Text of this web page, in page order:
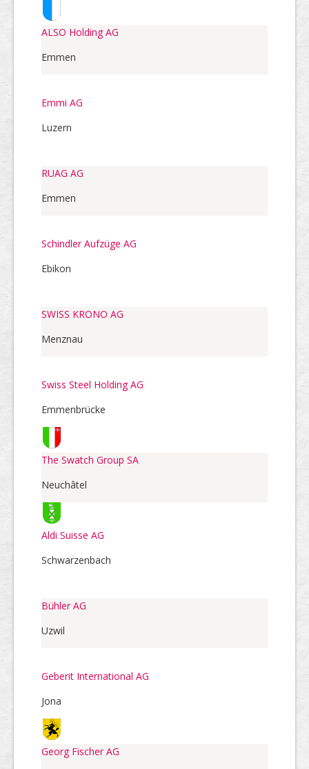
ALSO Holding AG
Emmen
Emmi AG
Luzern
RUAG AG
Emmen
Schindler Aufzüge AG
Ebikon
SWISS KRONO AG
Menznau
Swiss Steel Holding AG
Emmenbrücke
The Swatch Group SA
Neuchâtel
Aldi Suisse AG
Schwarzenbach
Bühler AG
Uzwil
Geberit International AG
Jona
Georg Fischer AG